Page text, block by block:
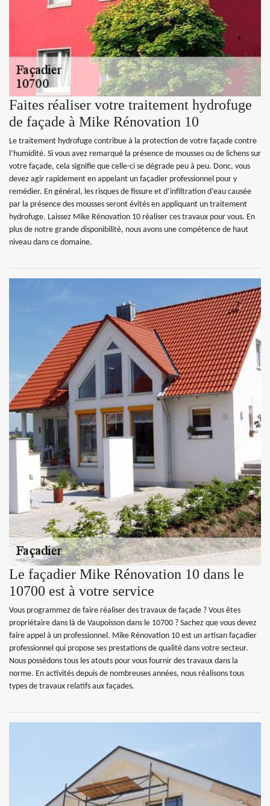
Faites réaliser votre traitement hydrofuge
de façade à Mike Rénovation 10
Le traitement hydrofuge contribue à la protection de votre façade contre
l’humidité. Si vous avez remarqué la présence de mousses ou de lichens sur
votre façade, cela signifie que celle-ci se dégrade peu à peu. Donc, vous
devez agir rapidement en appelant un façadier professionnel pour y
remédier. En général, les risques de fissure et d’infiltration d’eau causée
par la présence des mousses seront évités en appliquant un traitement
hydrofuge. Laissez Mike Rénovation 10 réaliser ces travaux pour vous. En
plus de notre grande disponibilité, nous avons une compétence de haut
niveau dans ce domaine.
Le façadier Mike Rénovation 10 dans le
10700 est à votre service
Vous programmez de faire réaliser des travaux de façade ? Vous êtes
propriétaire dans là de Vaupoisson dans le 10700 ? Sachez que vous devez
faire appel à un professionnel. Mike Rénovation 10 est un artisan façadier
professionnel qui propose ses prestations de qualité dans votre secteur.
Nous possédons tous les atouts pour vous fournir des travaux dans la
norme. En activités depuis de nombreuses années, nous réalisons tous
types de travaux relatifs aux façades.